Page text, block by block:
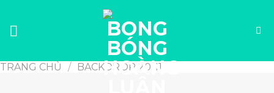
content
TRANG CHỦ / BACKDROP 20-11